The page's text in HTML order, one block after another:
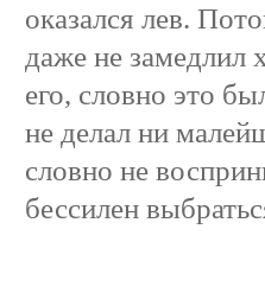
оказался лев.
даже не замедлил
его, словно это
не делал ни
словно не
бессилен